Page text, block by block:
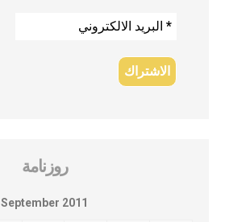
روزنامة
September 2011